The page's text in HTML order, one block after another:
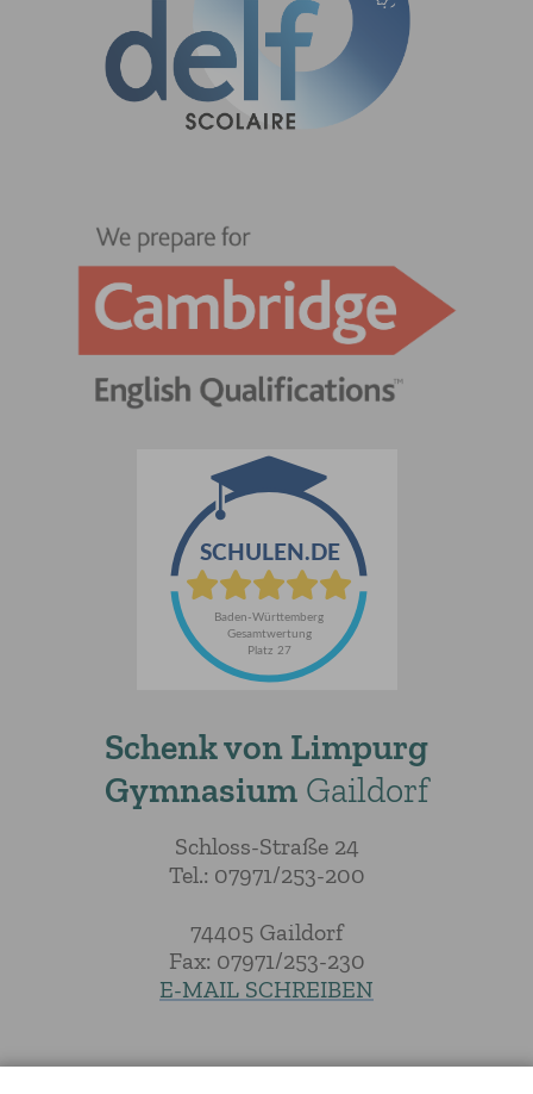
Schenk von Limpurg
Gymnasium Gaildorf
Schloss-Straße 24
Tel.: 07971/253-200
74405 Gaildorf
Fax: 07971/253-230
E-MAIL SCHREIBEN